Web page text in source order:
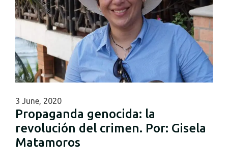
3 June, 2020
Propaganda genocida: la
revolución del crimen. Por: Gisela
Matamoros